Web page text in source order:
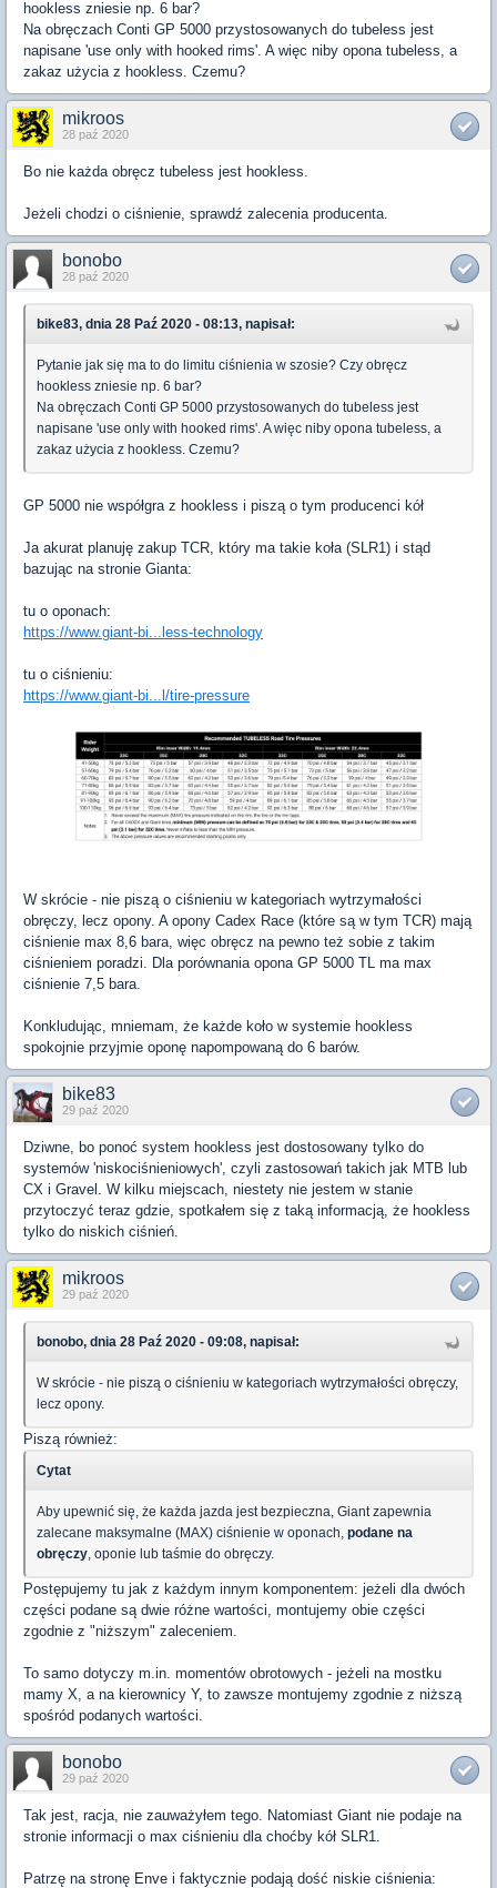
hookless zniesie np. 6 bar?
Na obręczach Conti GP 5000 przystosowanych do tubeless jest
napisane 'use only with hooked rims'. A więc niby opona tubeless, a
zakaz użycia z hookless. Czemu?
mikroos
28 paź 2020
Bo nie każda obręcz tubeless jest hookless.
Jeżeli chodzi o ciśnienie, sprawdź zalecenia producenta.
bonobo
28 paź 2020
bike83, dnia 28 Paź 2020 - 08:13, napisał:
Pytanie jak się ma to do limitu ciśnienia w szosie? Czy obręcz
hookless zniesie np. 6 bar?
Na obręczach Conti GP 5000 przystosowanych do tubeless jest
napisane 'use only with hooked rims'. A więc niby opona tubeless, a
zakaz użycia z hookless. Czemu?
GP 5000 nie współgra z hookless i piszą o tym producenci kół
Ja akurat planuję zakup TCR, który ma takie koła (SLR1) i stąd
bazując na stronie Gianta:
tu o oponach:
https://www.giant-bi...less-technology
tu o ciśnieniu:
https://www.giant-bi...l/tire-pressure
W skrócie - nie piszą o ciśnieniu w kategoriach wytrzymałości
obręczy, lecz opony. A opony Cadex Race (które są w tym TCR) mają
ciśnienie max 8,6 bara, więc obręcz na pewno też sobie z takim
ciśnieniem poradzi. Dla porównania opona GP 5000 TL ma max
ciśnienie 7,5 bara.
Konkludując, mniemam, że każde koło w systemie hookless
spokojnie przyjmie oponę napompowaną do 6 barów.
bike83
29 paź 2020
Dziwne, bo ponoć system hookless jest dostosowany tylko do
systemów 'niskociśnieniowych', czyli zastosowań takich jak MTB lub
CX i Gravel. W kilku miejscach, niestety nie jestem w stanie
przytoczyć teraz gdzie, spotkałem się z taką informacją, że hookless
tylko do niskich ciśnień.
mikroos
29 paź 2020
bonobo, dnia 28 Paź 2020 - 09:08, napisał:
W skrócie - nie piszą o ciśnieniu w kategoriach wytrzymałości obręczy,
lecz opony.
Piszą również:
Cytat
Aby upewnić się, że każda jazda jest bezpieczna, Giant zapewnia
zalecane maksymalne (MAX) ciśnienie w oponach, podane na
obręczy, oponie lub taśmie do obręczy.
Postępujemy tu jak z każdym innym komponentem: jeżeli dla dwóch
części podane są dwie różne wartości, montujemy obie części
zgodnie z "niższym" zaleceniem.
To samo dotyczy m.in. momentów obrotowych - jeżeli na mostku
mamy X, a na kierownicy Y, to zawsze montujemy zgodnie z niższą
spośród podanych wartości.
bonobo
29 paź 2020
Tak jest, racja, nie zauważyłem tego. Natomiast Giant nie podaje na
stronie informacji o max ciśnieniu dla choćby kół SLR1.
Patrzę na stronę Enve i faktycznie podają dość niskie ciśnienia: